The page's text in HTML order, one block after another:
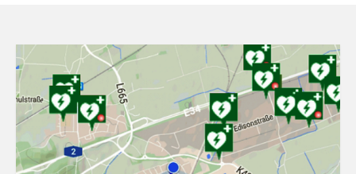
Spenden
Der Definetz-Spendenrechner
Anlassspenden für Definetz
Spenden Sie Ihre alten Münzen und Scheine